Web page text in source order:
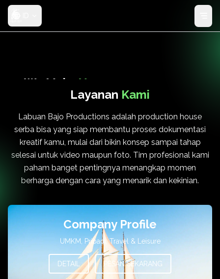
We Make Your
Layanan Kami
Labuan Bajo Productions adalah production house
serba bisa yang siap membantu proses dokumentasi
kreatif kamu, mulai dari bikin konsep sampai tahap
selesai untuk video maupun foto. Tim profesional kami
paham banget pentingnya menangkap momen
berharga dengan cara yang menarik dan kekinian.
Company Profile
UMKM, Pribadi, Travel & Leisure
DETAIL PESAN SEKARANG